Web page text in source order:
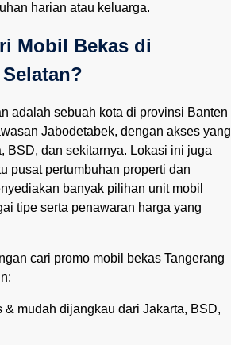
harian atau keluarga.
Mobil Bekas di
adalah sebuah kota di provinsi Banten
Jabodetabek, dengan akses yang
BSD, dan sekitarnya. Lokasi ini juga
pusat pertumbuhan properti dan
banyak pilihan unit mobil
tipe serta penawaran harga yang
cari promo mobil bekas Tangerang
& mudah dijangkau dari Jakarta, BSD,